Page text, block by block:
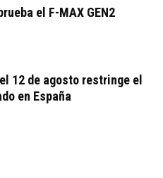
el F-MAX GEN2
12 de agosto restringe el
en España